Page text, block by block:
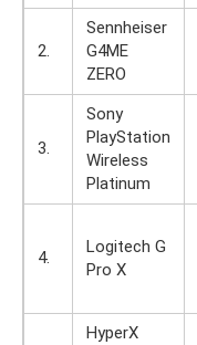
2.
Sennheiser
G4ME
ZERO
3.
Sony
PlayStation
Wireless
Platinum
4.
Logitech G
Pro X
HyperX